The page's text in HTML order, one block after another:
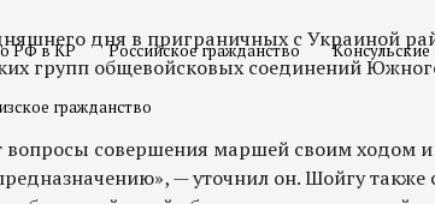
РФ в КР Российское гражданство
гражданство
дня в приграничных с Украиной
групп общевойсковых соединений
вопросы совершения маршей своим ходом
— уточнил он. Шойгу также